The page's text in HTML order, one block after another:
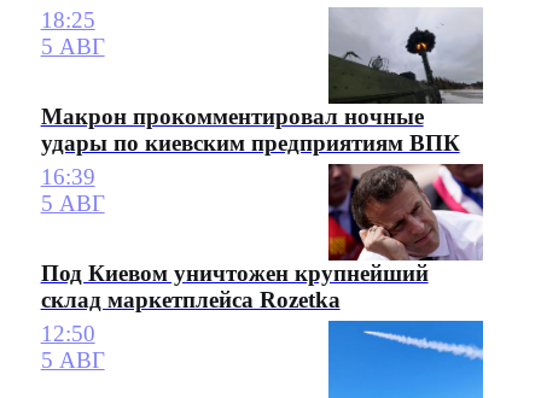
18:25
5 АВГ
Макрон прокомментировал ночные
удары по киевским предприятиям ВПК
16:39
5 АВГ
Под Киевом уничтожен крупнейший
склад маркетплейса Rozetka
12:50
5 АВГ